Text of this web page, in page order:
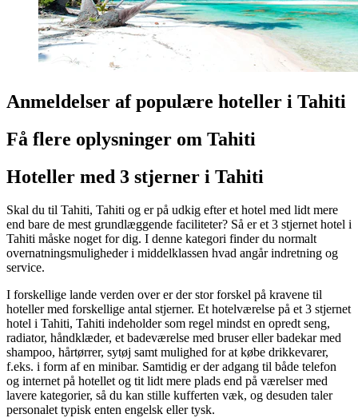
Anmeldelser af populære hoteller i Tahiti
Få flere oplysninger om Tahiti
Hoteller med 3 stjerner i Tahiti
Skal du til Tahiti, Tahiti og er på udkig efter et hotel med lidt mere
end bare de mest grundlæggende faciliteter? Så er et 3 stjernet hotel i
Tahiti måske noget for dig. I denne kategori finder du normalt
overnatningsmuligheder i middelklassen hvad angår indretning og
service.
I forskellige lande verden over er der stor forskel på kravene til
hoteller med forskellige antal stjerner. Et hotelværelse på et 3 stjernet
hotel i Tahiti, Tahiti indeholder som regel mindst en opredt seng,
radiator, håndklæder, et badeværelse med bruser eller badekar med
shampoo, hårtørrer, sytøj samt mulighed for at købe drikkevarer,
f.eks. i form af en minibar. Samtidig er der adgang til både telefon
og internet på hotellet og tit lidt mere plads end på værelser med
lavere kategorier, så du kan stille kufferten væk, og desuden taler
personalet typisk enten engelsk eller tysk.